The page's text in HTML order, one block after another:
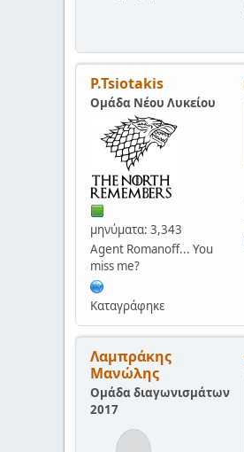
P.Tsiotakis
Ομάδα Νέου Λυκείου
μηνύματα: 3,343
Agent Romanoff... You
miss me?
Καταγράφηκε
Λαμπράκης
Μανώλης
Ομάδα διαγωνισμάτων
2017